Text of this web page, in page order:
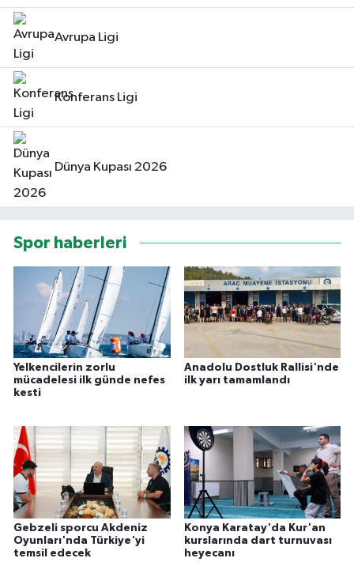
Avrupa Ligi
Konferans Ligi
Dünya Kupası 2026
Spor haberleri
Yelkencilerin zorlu
mücadelesi ilk günde nefes
kesti
Anadolu Dostluk Rallisi'nde
ilk yarı tamamlandı
Gebzeli sporcu Akdeniz
Oyunları'nda Türkiye'yi
temsil edecek
Konya Karatay'da Kur'an
kurslarında dart turnuvası
heyecanı